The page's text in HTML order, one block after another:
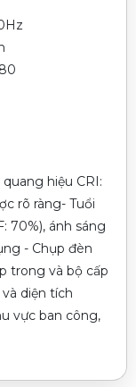
hiệu CRI:
rõ ràng- Tuổi
70%), ánh sáng
- Chụp đèn
trong và bộ cấp
diện tích
vực ban công,